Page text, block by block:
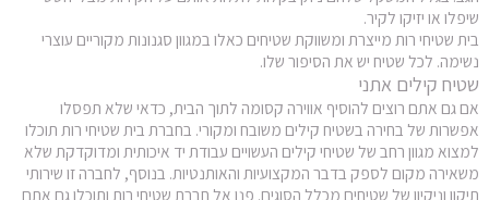
שיפלו או יזיקו לקיר.
בית שטיחי רות מייצרת ומשווקת שטיחים כאלו במגוון סגנונות מקוריים עוצרי
נשימה. לכל שטיח יש את הסיפור שלו.
שטיח קילים אתני
אם גם אתם רוצים להוסיף אווירה קסומה לתוך הבית, כדאי שלא תפסלו
אפשרות של בחירה בשטיח קילים משובח ומקורי. בחברת בית שטיחי רות תוכלו
למצוא מגוון רחב של שטיחי קילים העשויים עבודת יד איכותית ומדוקדקת שלא
משאירה מקום לספק בדבר המקצועיות והאותנטיות. בנוסף, לחברה זו שירותי
תיקון וניקיון של שטיחים מכלל הסוגים. פנו אל חברת שטיחי רות ותוכלו גם אתם